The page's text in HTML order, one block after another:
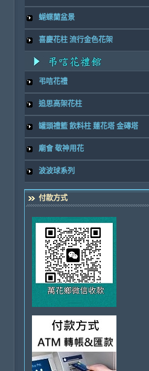
蝴蝶蘭盆景
喜慶花柱 流行金色花架
弔唁花禮
追思高架花柱
罐頭禮籃 飲料柱 蓮花塔 金磚塔
廟會 敬神用花
波波球系列
付款方式